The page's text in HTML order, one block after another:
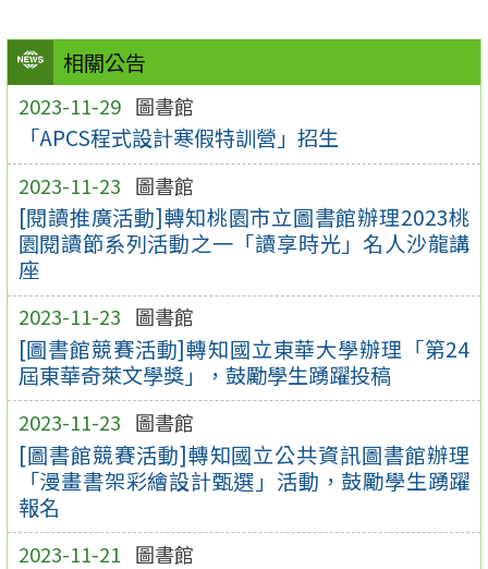
相關公告
2023-11-29 圖書館
「APCS程式設計寒假特訓營」招生
2023-11-23 圖書館
[閱讀推廣活動]轉知桃園市立圖書館辦理2023桃
園閱讀節系列活動之一「讀享時光」名人沙龍講
座
2023-11-23 圖書館
[圖書館競賽活動]轉知國立東華大學辦理「第24
屆東華奇萊文學獎」，鼓勵學生踴躍投稿
2023-11-23 圖書館
[圖書館競賽活動]轉知國立公共資訊圖書館辦理
「漫畫書架彩繪設計甄選」活動，鼓勵學生踴躍
報名
2023-11-21 圖書館